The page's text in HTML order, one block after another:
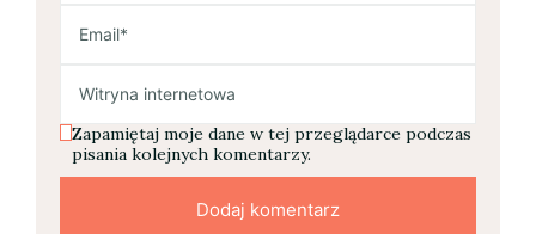
Zapamiętaj moje dane w tej przeglądarce podczas
pisania kolejnych komentarzy.